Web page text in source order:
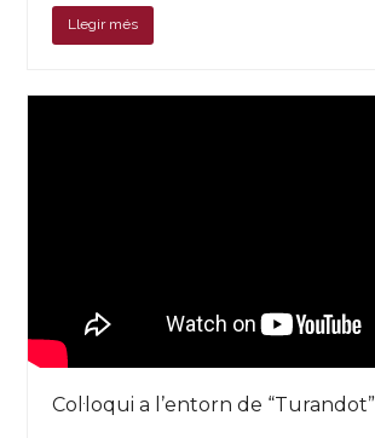
Llegir més
Col·loqui a l’entorn de “Turandot”